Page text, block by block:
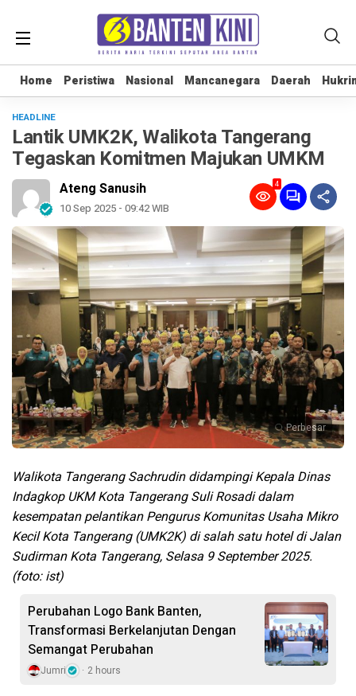
Home Peristiwa Nasional Mancanegara Daerah
Home Peristiwa Nasional Mancanegara Daerah
HEADLINE
Lantik UMK2K, Walikota Tangerang
Tegaskan Komitmen Majukan UMKM
Ateng Sanusih
10 Sep 2025 - 09:42 WIB
4
Perbesar
Walikota Tangerang Sachrudin didampingi Kepala Dinas
Indagkop UKM Kota Tangerang Suli Rosadi dalam
kesempatan pelantikan Pengurus Komunitas Usaha Mikro
Kecil Kota Tangerang (UMK2K) di salah satu hotel di Jalan
Sudirman Kota Tangerang, Selasa 9 September 2025.
(foto: ist)
Perubahan Logo Bank Banten,
Transformasi Berkelanjutan Dengan
Semangat Perubahan
Jumri 2 hours